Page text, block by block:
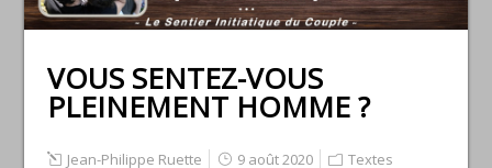
VOUS SENTEZ-VOUS
PLEINEMENT HOMME ?
Jean-Philippe Ruette 9 août 2020 Textes